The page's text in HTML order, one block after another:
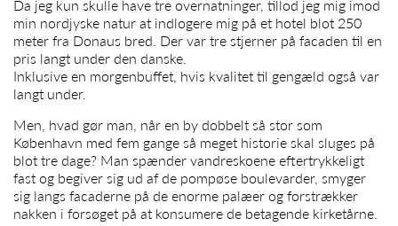
Da jeg kun skulle have tre overnatninger, tillod jeg mig imod
min nordjyske natur at indlogere mig på et hotel blot 250
meter fra Donaus bred. Der var tre stjerner på facaden til en
pris langt under den danske.
Inklusive en morgenbuffet, hvis kvalitet til gengæld også var
langt under.
Men, hvad gør man, når en by dobbelt så stor som
København med fem gange så meget historie skal sluges på
blot tre dage? Man spænder vandreskoene eftertrykkeligt
fast og begiver sig ud af de pompøse boulevarder, smyger
sig langs facaderne på de enorme palæer og forstrækker
nakken i forsøget på at konsumere de betagende kirketårne.